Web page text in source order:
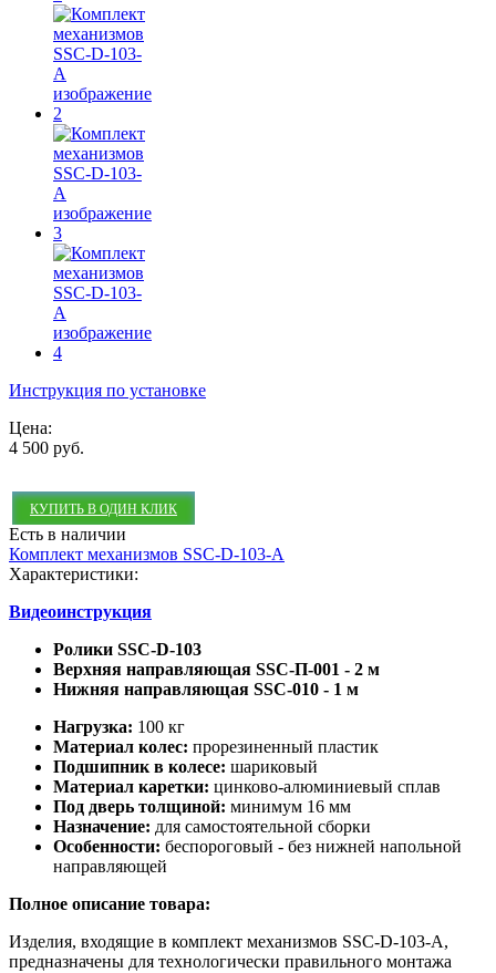
Инструкция по установке
Цена:
4 500 руб.
КУПИТЬ В ОДИН КЛИК
Есть в наличии
Комплект механизмов SSC-D-103-A
Характеристики:
Видеоинструкция
Ролики SSC-D-103
Верхняя направляющая SSC-П-001 - 2 м
Нижняя направляющая SSC-010 - 1 м
Нагрузка: 100 кг
Материал колес: прорезиненный пластик
Подшипник в колесе: шариковый
Материал каретки: цинково-алюминиевый сплав
Под дверь толщиной: минимум 16 мм
Назначение: для самостоятельной сборки
Особенности: беспороговый - без нижней напольной
направляющей
Полное описание товара:
Изделия, входящие в комплект механизмов SSC-D-103-A,
предназначены для технологически правильного монтажа